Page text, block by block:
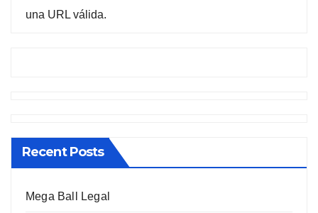
una URL válida.
Recent Posts
Mega Ball Legal